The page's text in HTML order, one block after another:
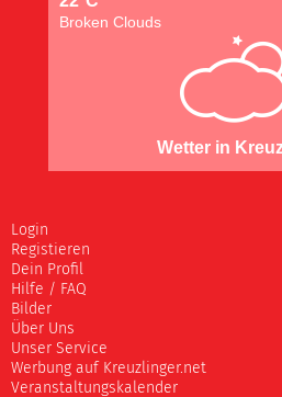
Broken Clouds
Wetter in
Login
Registieren
Dein Profil
Hilfe / FAQ
Bilder
Über Uns
Unser Service
Werbung auf Kreuzlinger.net
Veranstaltungskalender